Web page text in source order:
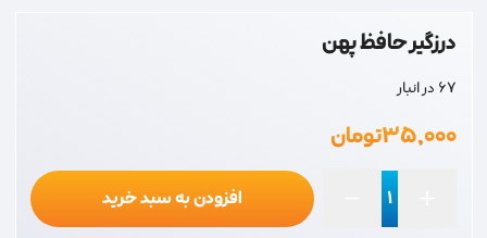
درزگیر حافظ پهن
67 در انبار
۳۵,۰۰۰تومان
افزودن به سبد خرید